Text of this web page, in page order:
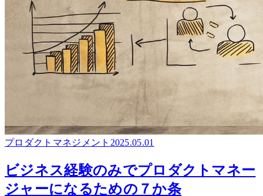
プロダクトマネジメント 2025.05.01
ビジネス経験のみでプロダクトマネー
ジャーになるための７か条